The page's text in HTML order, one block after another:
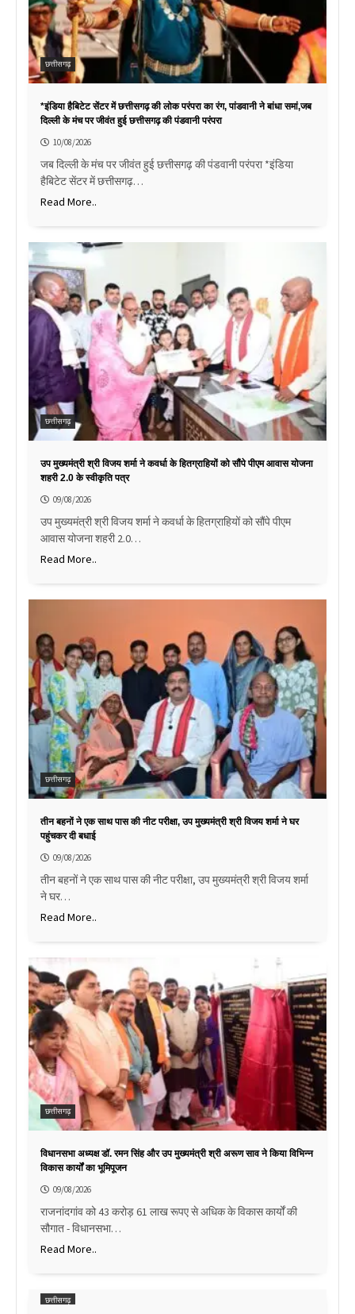
छत्तीसगढ़
*इंडिया हैबिटेट सेंटर में छत्तीसगढ़ की लोक परंपरा का रंग, पांडवानी ने बांधा समां,जब
दिल्ली के मंच पर जीवंत हुई छत्तीसगढ़ की पंडवानी परंपरा
10/08/2026
जब दिल्ली के मंच पर जीवंत हुई छत्तीसगढ़ की पंडवानी परंपरा *इंडिया
हैबिटेट सेंटर में छत्तीसगढ़…
Read More..
छत्तीसगढ़
उप मुख्यमंत्री श्री विजय शर्मा ने कवर्धा के हितग्राहियों को सौंपे पीएम आवास योजना
शहरी 2.0 के स्वीकृति पत्र
09/08/2026
उप मुख्यमंत्री श्री विजय शर्मा ने कवर्धा के हितग्राहियों को सौंपे पीएम
आवास योजना शहरी 2.0…
Read More..
छत्तीसगढ़
तीन बहनों ने एक साथ पास की नीट परीक्षा, उप मुख्यमंत्री श्री विजय शर्मा ने घर
पहुंचकर दी बधाई
09/08/2026
तीन बहनों ने एक साथ पास की नीट परीक्षा, उप मुख्यमंत्री श्री विजय शर्मा
ने घर…
Read More..
छत्तीसगढ़
विधानसभा अध्यक्ष डॉ. रमन सिंह और उप मुख्यमंत्री श्री अरूण साव ने किया विभिन्न
विकास कार्यों का भूमिपूजन
09/08/2026
राजनांदगांव को 43 करोड़ 61 लाख रूपए से अधिक के विकास कार्यों की
सौगात - विधानसभा…
Read More..
छत्तीसगढ़